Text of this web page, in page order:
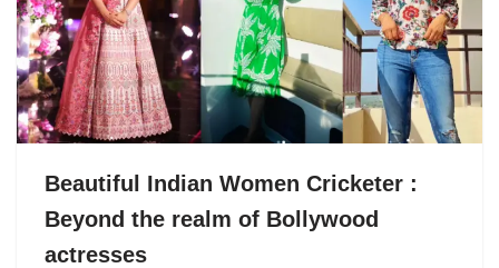
Beautiful Indian Women Cricketer :
Beyond the realm of Bollywood
actresses